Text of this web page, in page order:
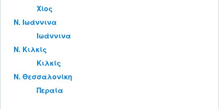
Χίος
Ν. Ιωάννινα
Ιωάννινα
Ν. Κιλκίς
Κιλκίς
Ν. Θεσσαλονίκη
Περαία